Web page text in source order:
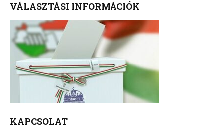
VÁLASZTÁSI INFORMÁCIÓK
KAPCSOLAT